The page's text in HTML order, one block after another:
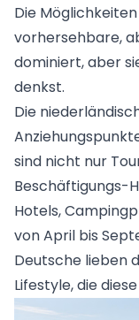
Die
vorhersehbare,
dominiert, aber
denkst.
Die
sind nicht nur
Beschäftigungs-
Hotels,
von April bis
Deutsche lieben
Lifestyle, die